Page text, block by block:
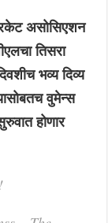
असोसिएशन
तिसरा
भव्य दिव्य
वुमेन्स
होणार